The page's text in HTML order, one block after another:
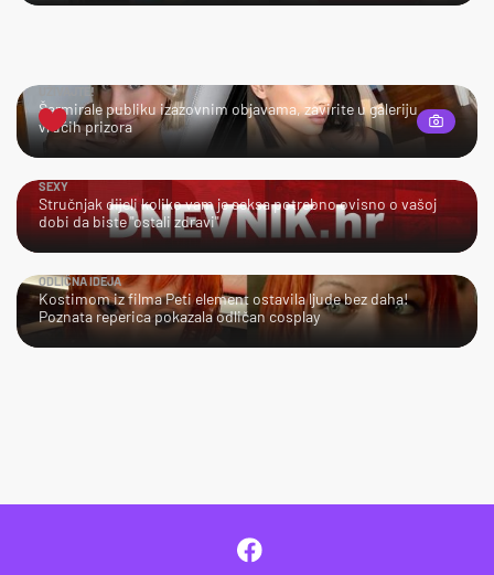
UŽIVAJTE!
Šarmirale publiku izazovnim objavama, zavirite u galeriju
vrućih prizora
SEXY
Stručnjak dijeli koliko vam je seksa potrebno ovisno o vašoj
dobi da biste "ostali zdravi"
ODLIČNA IDEJA
Kostimom iz filma Peti element ostavila ljude bez daha!
Poznata reperica pokazala odličan cosplay